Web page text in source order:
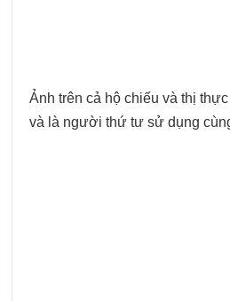
Ảnh trên cả hộ chiếu và thị
và là người thứ tư sử dụng